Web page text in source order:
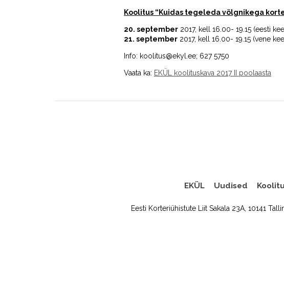
Koolitus “Kuidas tegeleda võlgnikega
20. september 2017, kell 16.00- 19.15 (eesti
21. september 2017, kell 16.00- 19.15 (vene
Info: koolitus@ekyl.ee; 627 5750
Vaata ka: EKÜL koolituskava 2017 II poolaasta
EKÜL Uudised
Eesti Korteriühistute Liit Sakala 23A, 10141